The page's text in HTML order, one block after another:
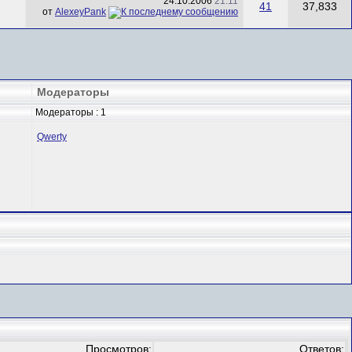
от AlexeyPank 41 37,833
Модераторы
Модераторы : 1
Qwerty
Просмотров: Ответов: